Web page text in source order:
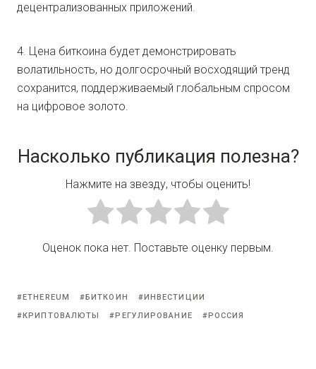
децентрализованных приложений.
4. Цена биткоина будет демонстрировать
волатильность, но долгосрочный восходящий тренд
сохранится, поддерживаемый глобальным спросом
на цифровое золото.
Насколько публикация полезна?
Нажмите на звезду, чтобы оценить!
Оценок пока нет. Поставьте оценку первым.
ETHEREUM БИТКОИН
ИНВЕСТИЦИИ
КРИПТОВАЛЮТЫ
РЕГУЛИРОВАНИЕ РОССИЯ